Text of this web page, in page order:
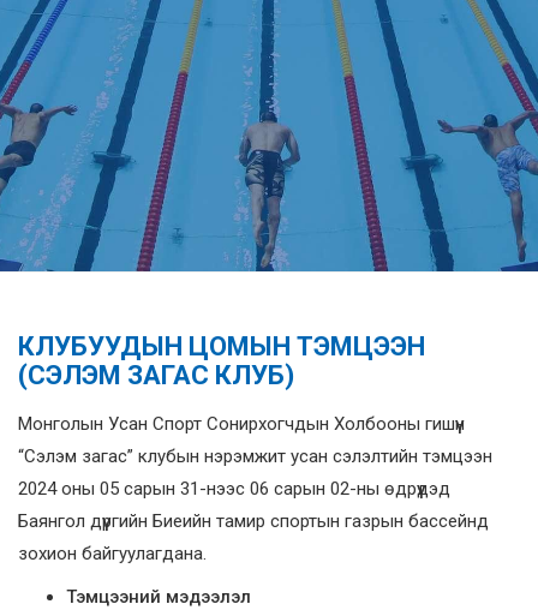
КЛУБУУДЫН ЦОМЫН ТЭМЦЭЭН
(СЭЛЭМ ЗАГАС КЛУБ)
Монголын Усан Спорт Сонирхогчдын Холбооны гишүүн
“Сэлэм загас” клубын нэрэмжит усан сэлэлтийн тэмцээн
2024 оны 05 сарын 31-нээс 06 сарын 02-ны өдрүүдэд
Баянгол дүүргийн Биеийн тамир спортын газрын бассейнд
зохион байгуулагдана.
Тэмцээний мэдээлэл